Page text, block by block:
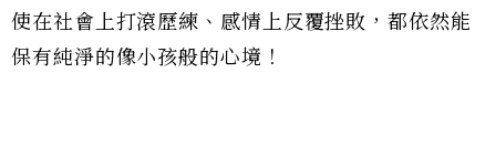
使在社會上打滾歷練、感情上反覆挫敗，都依然能
保有純淨的像小孩般的心境！